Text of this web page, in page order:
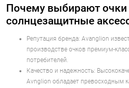
Почему выбирают очки
солнцезащитные
Репутация бренда: Avanglion
производстве очков премиум-
потребителей.
Качество и надежность:
Avnglion обладает превосходным